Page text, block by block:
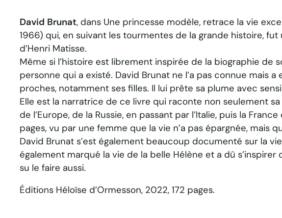
David Brunat, dans Une princesse modèle, retrace la vie
1966) qui, en suivant les tourmentes de la grande histoire,
d’Henri Matisse.
Même si l’histoire est librement inspirée de la biographie de
personne qui a existé. David Brunat ne l’a pas connue mais
proches, notamment ses filles. Il lui prête sa plume avec
Elle est la narratrice de ce livre qui raconte non seulement
de l’Europe, de la Russie, en passant par l’Italie, puis la
pages, vu par une femme que la vie n’a pas épargnée, mais
David Brunat s’est également beaucoup documenté sur la
également marqué la vie de la belle Hélène et a dû
su le faire aussi.
Éditions Héloïse d’Ormesson, 2022, 172 pages.